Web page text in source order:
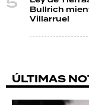
Bullrich
Villarruel
ÚLTIMAS